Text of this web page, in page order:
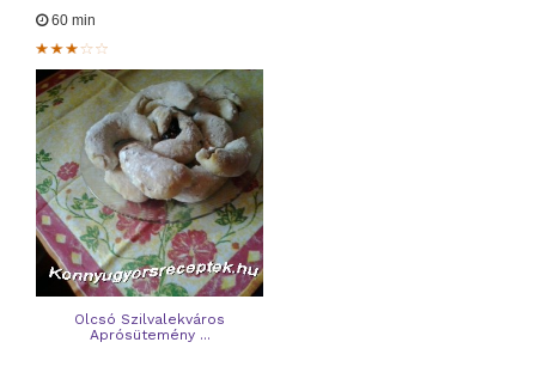
60 min
Olcsó Szilvalekváros
Aprósütemény ...